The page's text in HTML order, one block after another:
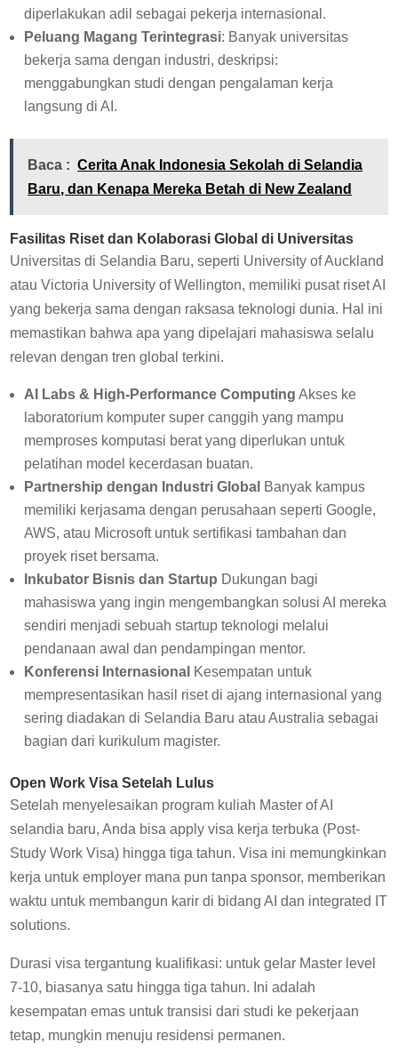
diperlakukan adil sebagai pekerja internasional.
Peluang Magang Terintegrasi: Banyak universitas
bekerja sama dengan industri, deskripsi:
menggabungkan studi dengan pengalaman kerja
langsung di AI.
Baca : Cerita Anak Indonesia Sekolah di Selandia
Baru, dan Kenapa Mereka Betah di New Zealand
Fasilitas Riset dan Kolaborasi Global di Universitas
Universitas di Selandia Baru, seperti University of Auckland
atau Victoria University of Wellington, memiliki pusat riset AI
yang bekerja sama dengan raksasa teknologi dunia. Hal ini
memastikan bahwa apa yang dipelajari mahasiswa selalu
relevan dengan tren global terkini.
AI Labs & High-Performance Computing Akses ke
laboratorium komputer super canggih yang mampu
memproses komputasi berat yang diperlukan untuk
pelatihan model kecerdasan buatan.
Partnership dengan Industri Global Banyak kampus
memiliki kerjasama dengan perusahaan seperti Google,
AWS, atau Microsoft untuk sertifikasi tambahan dan
proyek riset bersama.
Inkubator Bisnis dan Startup Dukungan bagi
mahasiswa yang ingin mengembangkan solusi AI mereka
sendiri menjadi sebuah startup teknologi melalui
pendanaan awal dan pendampingan mentor.
Konferensi Internasional Kesempatan untuk
mempresentasikan hasil riset di ajang internasional yang
sering diadakan di Selandia Baru atau Australia sebagai
bagian dari kurikulum magister.
Open Work Visa Setelah Lulus
Setelah menyelesaikan program kuliah Master of AI
selandia baru, Anda bisa apply visa kerja terbuka (Post-
Study Work Visa) hingga tiga tahun. Visa ini memungkinkan
kerja untuk employer mana pun tanpa sponsor, memberikan
waktu untuk membangun karir di bidang AI dan integrated IT
solutions.
Durasi visa tergantung kualifikasi: untuk gelar Master level
7-10, biasanya satu hingga tiga tahun. Ini adalah
kesempatan emas untuk transisi dari studi ke pekerjaan
tetap, mungkin menuju residensi permanen.